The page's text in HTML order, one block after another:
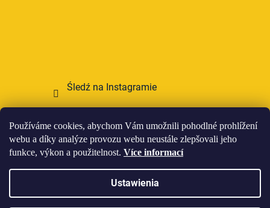
Používáme cookies, abychom Vám umožnili pohodlné prohlížení
webu a díky analýze provozu webu neustále zlepšovali jeho
funkce, výkon a použitelnost. Více informací
Ustawienia
Śledź na Instagramie
Przyjmujemy płatności online